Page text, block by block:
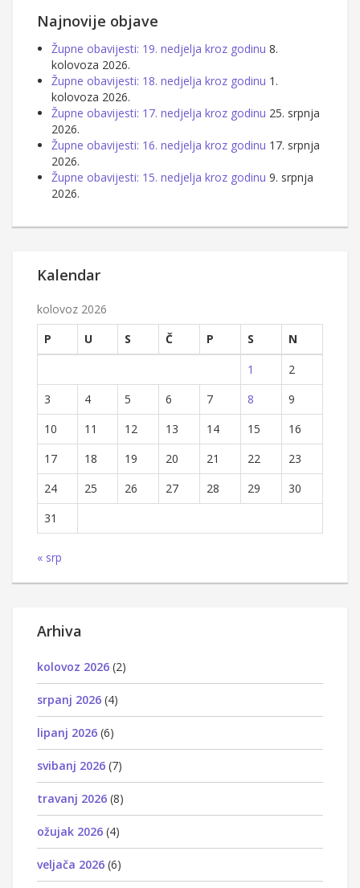
Najnovije objave
Župne obavijesti: 19. nedjelja kroz godinu 8.
kolovoza 2026.
Župne obavijesti: 18. nedjelja kroz godinu 1.
kolovoza 2026.
Župne obavijesti: 17. nedjelja kroz godinu 25. srpnja
2026.
Župne obavijesti: 16. nedjelja kroz godinu 17. srpnja
2026.
Župne obavijesti: 15. nedjelja kroz godinu 9. srpnja
2026.
Kalendar
kolovoz 2026
P
U S Č P S
N
1
2
3
4 5 6 7 8
9
10
11 12 13 14 15
16
17
18 19 20 21 22
23
24
25 26 27 28 29
30
31
« srp
Arhiva
kolovoz 2026 (2)
srpanj 2026 (4)
lipanj 2026 (6)
svibanj 2026 (7)
travanj 2026 (8)
ožujak 2026 (4)
veljača 2026 (6)